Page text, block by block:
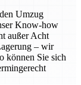
Umzug
Know-how
außer Acht
– wir
können Sie sich